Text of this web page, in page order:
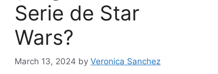
Serie de Star
Wars?
March 13, 2024 by Veronica Sanchez